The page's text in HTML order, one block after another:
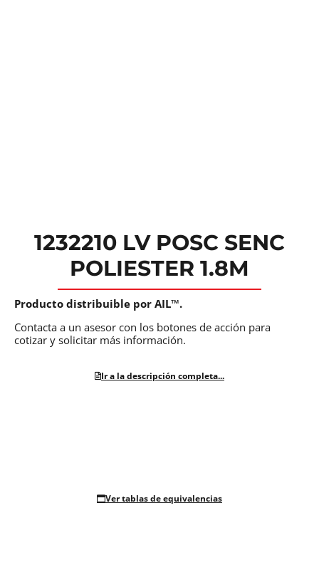
1232210 LV POSC SENC
POLIESTER 1.8M
Producto distribuible por AIL™.
Contacta a un asesor con los botones de acción para
cotizar y solicitar más información.
Ir a la descripción completa...
Ver tablas de equivalencias